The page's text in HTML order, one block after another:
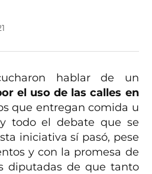
hablar de un
el uso de las calles en
que entregan comida u
todo el debate que se
iniciativa sí pasó, pese
y con la promesa de
diputadas de que tanto